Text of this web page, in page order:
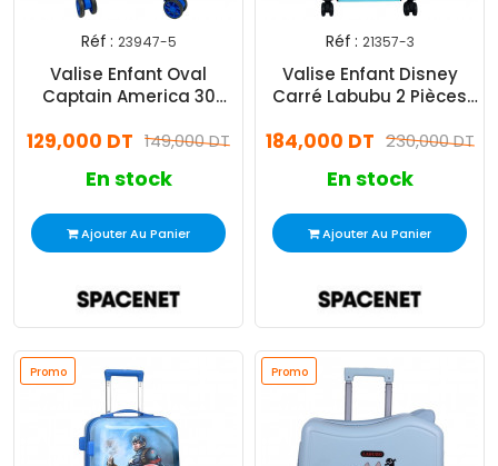
Réf : 23947-5
Valise Enfant Oval
Captain America 30
149,000 DT
129,000 DT
En stock
Ajouter Au Panier
Réf : 21357-3
Valise Enfant Disney
Carré Labubu 2 Pièces
230,000 DT
184,000 DT
En stock
Ajouter Au Panier
Promo Promo